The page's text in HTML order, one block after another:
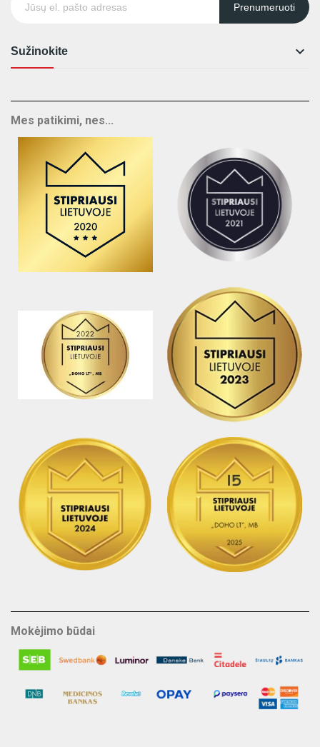
Prenumeruoti
Sužinokite 
Mes patikimi, nes...
Mokėjimo būdai